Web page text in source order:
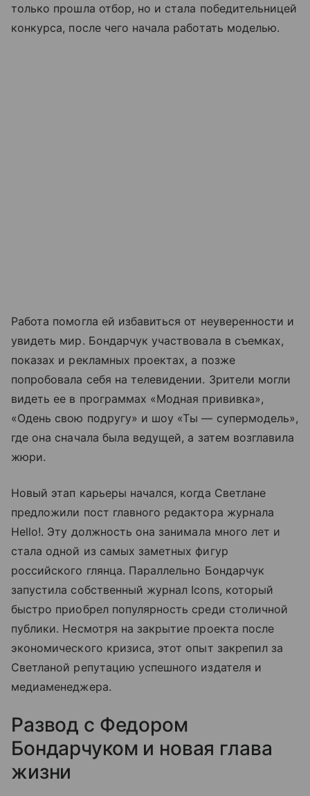
только прошла отбор, но и стала победительницей
конкурса, после чего начала работать моделью.
Работа помогла ей избавиться от неуверенности и
увидеть мир. Бондарчук участвовала в съемках,
показах и рекламных проектах, а позже
попробовала себя на телевидении. Зрители могли
видеть ее в программах «Модная прививка»,
«Одень свою подругу» и шоу «Ты — супермодель»,
где она сначала была ведущей, а затем возглавила
жюри.
Новый этап карьеры начался, когда Светлане
предложили пост главного редактора журнала
Hello!. Эту должность она занимала много лет и
стала одной из самых заметных фигур
российского глянца. Параллельно Бондарчук
запустила собственный журнал Icons, который
быстро приобрел популярность среди столичной
публики. Несмотря на закрытие проекта после
экономического кризиса, этот опыт закрепил за
Светланой репутацию успешного издателя и
медиаменеджера.
Развод с Федором
Бондарчуком и новая глава
жизни